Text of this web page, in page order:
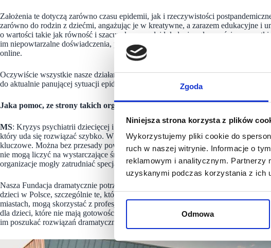
Zgoda
Niniejsza strona korzysta z plików
Wykorzystujemy pliki cookie do
ruch w naszej witrynie. Informacje o
reklamowym i analitycznym. Partnerzy
uzyskanymi podczas korzystania z ich
Odmowa
Założenia te dotyczą zarówno czasu epidemii, jak i rzeczywistości
zarówno do rodzin z dziećmi, angażując je w kreatywne, a zarazem edukacyjne i
o wartości takie jak równość i szacunek oraz całej lokalnej społeczności –
im niepowtarzalne doświadczenia, pozostając miejscem spotkań do którego chce
online.
Oczywiście wszystkie nasze działania są przeprowadzane zgodnie z
do aktualnie panującej sytuacji epidemicznej.
Jaka pomoc, ze strony takich organizacji jak np. Aleja Bielany byłaby Pani
MS: Kryzys psychiatrii dziecięcej i brak systemu psychologicznego wspierania
który uda się rozwiązać szybko. W takiej sytuacji wsparcie organizacji, które
kluczowe. Można bez przesady powiedzieć, że jest to sprawa życia i śmierci.
nie mogą liczyć na wystarczające środki publiczne, by prowadzić i rozwijać swoje
organizacje mogły zatrudniać specjalistów – psychologów i psychiatrów.
Nasza Fundacja dramatycznie potrzebuje wsparcia działań Telefonu Zaufania dla
dzieci w Polsce, szczególnie te, które mają utrudniony dostęp do specjalistycznej
miastach, mogą skorzystać z profesjonalnego wsparcia konsultantek i
dla dzieci, które nie mają gotowości ujawnienia swoich problemów rodzicom, czy
im poszukać rozwiązań dramatycznych dla nich sytuacji.